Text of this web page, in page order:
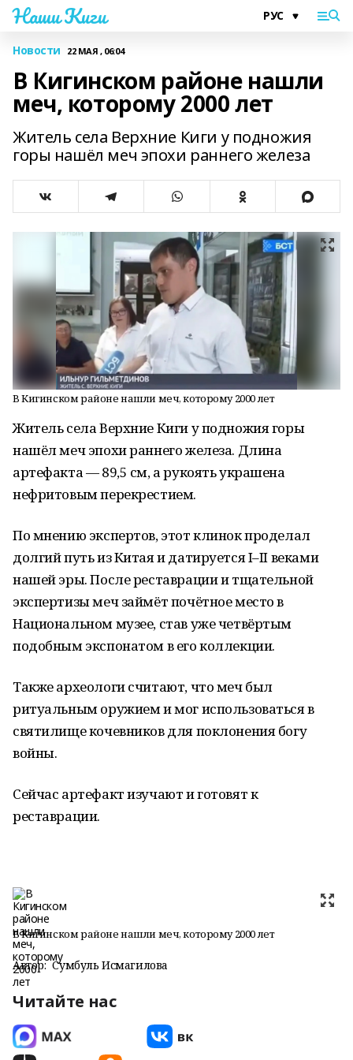
Наши Киги
Новости 22 МАЯ , 06:04
В Кигинском районе нашли
меч, которому 2000 лет
Житель села Верхние Киги у подножия
горы нашёл меч эпохи раннего железа
В Кигинском районе нашли меч, которому 2000 лет
Житель села Верхние Киги у подножия горы
нашёл меч эпохи раннего железа. Длина
артефакта — 89,5 см, а рукоять украшена
нефритовым перекрестием.
По мнению экспертов, этот клинок проделал
долгий путь из Китая и датируется I–II веками
нашей эры. После реставрации и тщательной
экспертизы меч займёт почётное место в
Национальном музее, став уже четвёртым
подобным экспонатом в его коллекции.
Также археологи считают, что меч был
ритуальным оружием и мог использоваться в
святилище кочевников для поклонения богу
войны.
Сейчас артефакт изучают и готовят к
реставрации.
В Кигинском районе нашли меч, которому 2000 лет
Автор: Сумбуль Исмагилова
Читайте нас